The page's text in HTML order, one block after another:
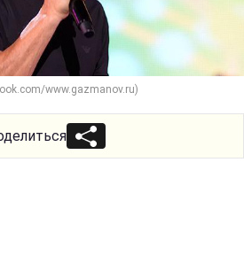
www.gazmanov.ru)